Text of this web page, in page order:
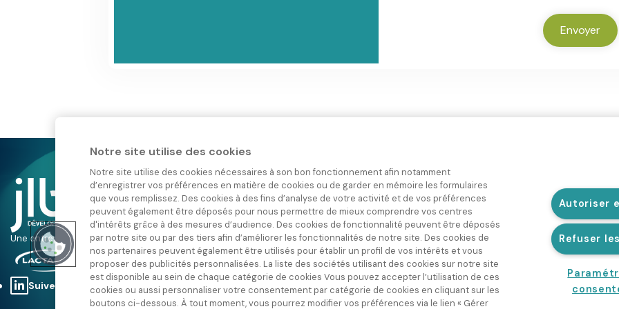
Envoyer
Une entreprise du groupe
Suivez-nous !
Nos domaines d’expertises
Nutrition sportive
Nutrition santé
Nutricosmétique, beauté et bien-
Nutrition spécialisée et baby food
Food
FAQ
Solutions galéniques
Poudre
Liquide
Gel et Purée
Solutions de conditionnement
Sachets-sticks liquide
Sprays
Shots
Monodoses
Bouteilles et
Seaux et sacs
Notre site utilise des cookies
Notre site utilise des cookies nécessaires à son bon fonctionnement afin notamment
d’enregistrer vos préférences en matière de cookies ou de garder en mémoire les formulaires
que vous remplissez. Des cookies à des fins d’analyse de votre activité et de vos préférences
peuvent également être déposés pour nous permettre de mieux comprendre vos centres
d'intérêts grâce à des mesures d’audience. Des cookies de fonctionnalité peuvent être déposés
par notre site ou par des tiers afin d’améliorer les fonctionnalités de notre site. Des cookies de
nos partenaires peuvent également être utilisés pour établir un profil de vos intérêts et vous
proposer des publicités personnalisées. La liste des sociétés utilisant des cookies sur notre site
est disponible au sein de chaque catégorie de cookies Vous pouvez accepter l’utilisation de ces
cookies ou aussi personnaliser votre consentement par catégorie de cookies en cliquant sur les
boutons ci-dessous. À tout moment, vous pourrez modifier vos préférences via le lien « Gérer
Autoriser
Refuser